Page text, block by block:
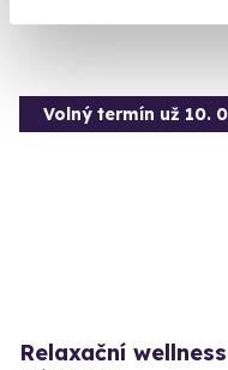
Volný termín už 10.
Relaxační